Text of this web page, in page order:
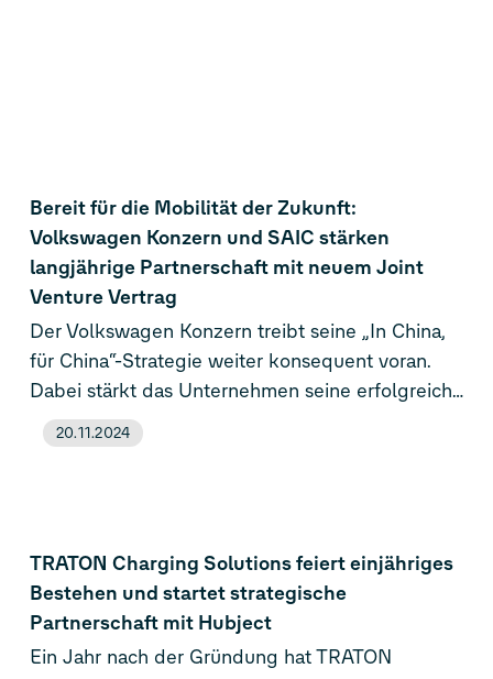
gestützte Software-Produkte für Fahrzeuge
weltweit bereitstellen und schöpft dabei die
eigenen Software-Kompetenzen und TRATON’s
Erfahrung in der umfassenden Industrialisierung
von softwaregesteuerten Nutzfahrzeugen voll
aus.
Bereit für die Mobilität der Zukunft:
Volkswagen Konzern und SAIC stärken
langjährige Partnerschaft mit neuem Joint
Venture Vertrag
Der Volkswagen Konzern treibt seine „In China,
für China“-Strategie weiter konsequent voran.
Dabei stärkt das Unternehmen seine erfolgreiche
40-jährige Partnerschaft mit SAIC Motor
langfristig. Beide Unternehmen unterzeichneten
dynamischen Entwicklungsphase des
chinesischen Automobilmarktes frühzeitig
Planungssicherheit über das Jahr 2030 hinaus.
Gleichzeitig beschleunigen Volkswagen und
20.11.2024
TRATON Charging Solutions feiert einjähriges
Bestehen und startet strategische
Partnerschaft mit Hubject
Ein Jahr nach der Gründung hat TRATON